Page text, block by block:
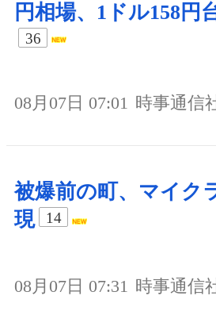
円相場、1ドル158円
36
08月07日 07:01 時事通信
被爆前の町、マイク
現
14
08月07日 07:31 時事通信